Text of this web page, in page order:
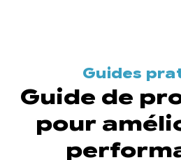
Guides
Guide de
pour